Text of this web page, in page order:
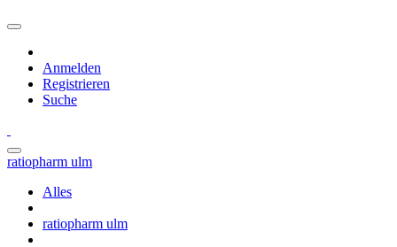
Anmelden
Registrieren
Suche
ratiopharm ulm
Alles
ratiopharm ulm